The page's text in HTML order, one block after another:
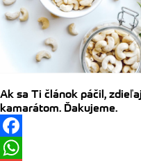
Ak sa Ti článok páčil,
kamarátom. Ďakujeme.
Facebook